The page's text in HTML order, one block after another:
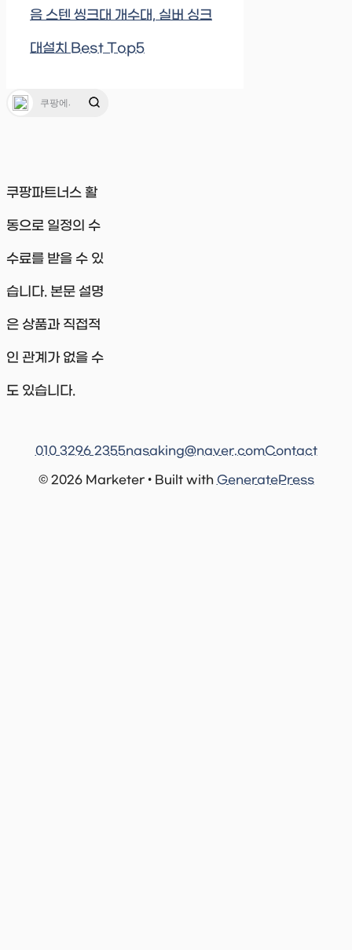
음 스텐 씽크대 개수대, 실버 싱크
대설치 Best Top5
쿠팡파트너스 활
동으로 일정의 수
수료를 받을 수 있
습니다. 본문 설명
은 상품과 직접적
인 관계가 없을 수
도 있습니다.
© 2026 Marketer • Built with GeneratePress
010 3296 2355nasaking@naver.comContact